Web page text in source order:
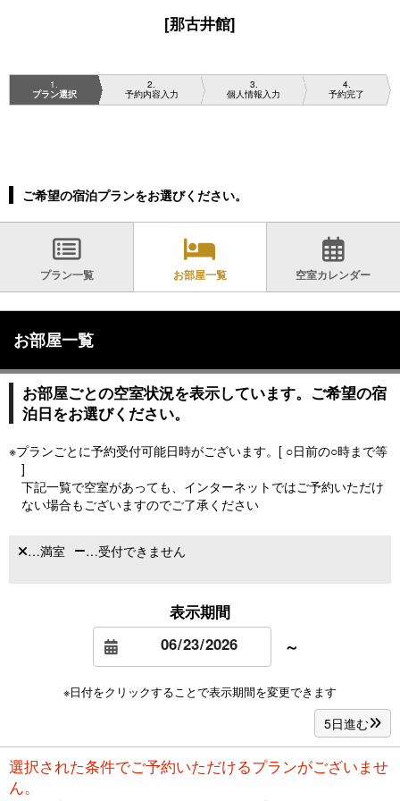
[那古井館]
1
プラン選択
2
予約内容入力
3
個人情報入力
4
予約完了
ご希望の宿泊プランをお選びください。
プラン一覧 お部屋一覧 空室カレンダー
お部屋一覧
お部屋ごとの空室状況を表示しています。ご希望の宿
泊日をお選びください。
※プランごとに予約受付可能日時がございます。[ ○日前の○時まで等
]
下記一覧で空室があっても、インターネットではご予約いただけ
ない場合もございますのでご了承ください
…満室 …受付できません
表示期間
～
※日付をクリックすることで表示期間を変更できます
5日進む
選択された条件でご予約いただけるプランがございませ
ん。